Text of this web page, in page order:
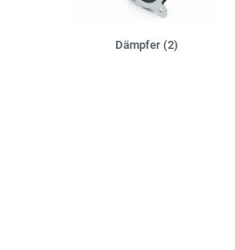
Dämpfer (2)